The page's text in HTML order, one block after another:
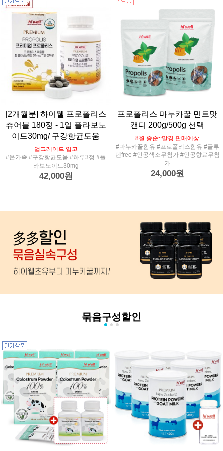
[2개월분] 하이웰 프로폴리스
츄어블 180정 - 1일 플라보노
이드30mg/ 구강항균도움
업그레이드 입고
#온가족 #구강항균도움 #하루3정 #플
라보노이드30mg
42,000원
프로폴리스 마누카꿀 민트맛
캔디 200g/500g 선택
8월 중순~말경 판매예상
#마누카꿀함유 #프로폴리스함유 #글루
텐free #인공색소무첨가 #인공향료무첨
가
24,000원
묶음구성할인